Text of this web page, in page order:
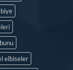
elbiseler